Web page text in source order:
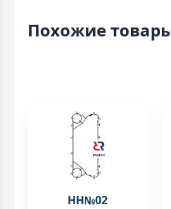
Похожие
НН№02